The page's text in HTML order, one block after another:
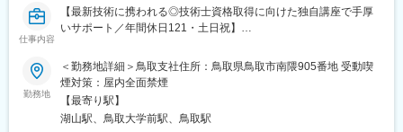
◇案件詳細：
・元請け：下請け＝97％：3％（ほぼ元請け案件になります。下
・主な受注先：地方自治体（千葉県市川市、神奈川県秦野市、兵
庫県、京都府、奈良県、滋賀県、和歌山県）、国土交通省中国地
方整備局、中日本・西日本高速道路株式会社・等
・近年弊社で力を入れている案件：国道2号西広島バイパス都心部
仕事内容
【最新技術に携われる◎技術士資格取得に向けた独自講座で手厚
いサポート／年間休日121・土日祝】
■業務内容：
橋梁分野の設計業務に従事いただきます。
■業務内容：
設計図面の作成では、ウエスコで所有する最新の３D計測技術を
勤務地
＜勤務地詳細＞鳥取支社住所：鳥取県鳥取市南隈905番地 受動喫
煙対策：屋内全面禁煙
【最寄り駅】
湖山駅、鳥取大学前駅、鳥取駅